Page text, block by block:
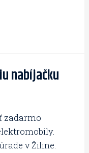
nabíjačku
zadarmo
v Žiline.